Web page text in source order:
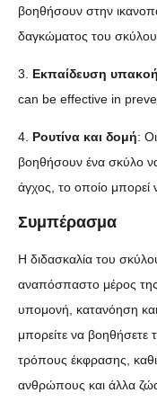
βοηθήσουν στην
δαγκώματος του σκύλου
3. Εκπαίδευση
can be effective in
4. Ρουτίνα και δομή:
βοηθήσουν ένα σκύλο να
άγχος, το οποίο μπορεί
Συμπέρασμα
Η διδασκαλία του
αναπόσπαστο μέρος
υπομονή, κατανόηση και
μπορείτε να βοηθήσετε
τρόπους έκφρασης,
ανθρώπους και άλλα